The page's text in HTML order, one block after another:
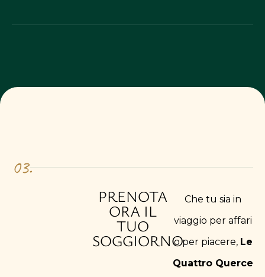
03.
PRENOTA
ORA IL
TUO
SOGGIORNO
Che tu sia in
viaggio per affari
o per piacere, Le
Quattro Querce